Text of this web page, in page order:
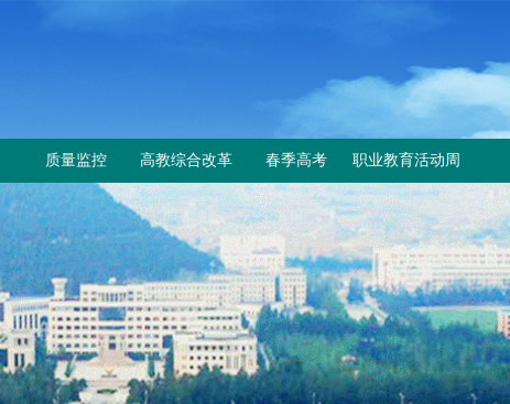
质量监控
工作动态
规章制度
高教综合改革
教育部与省教育厅文件
改革工作推进情况
春季高考
上级文件
通知公告
成绩查询
职业教育活动周